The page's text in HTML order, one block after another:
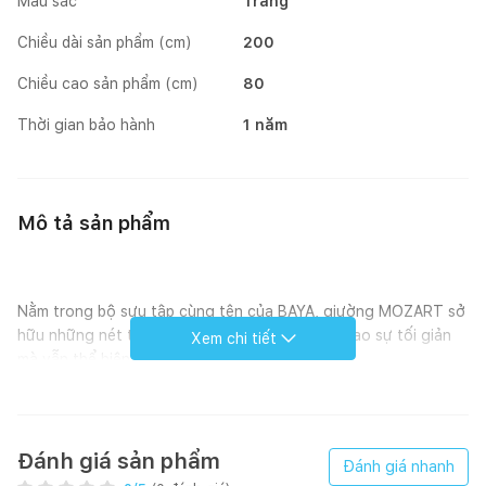
Chiều dài sản phẩm (cm) 200
Chiều cao sản phẩm (cm) 80
Thời gian bảo hành 1 năm
Mô tả sản phẩm
Nằm trong bộ sưu tập cùng tên của BAYA, giường MOZART sở
hữu những nét thiết kế đậm chất hiện đại, đề cao sự tối giản
mà vẫn thể hiện vẻ đẹp sang trọng.
khách hàng yêu thích phong cách tối giản. Những đường vân
gỗ bắt mắt cùng tone gỗ sáng tự nhiên và màu trắng góp
Xem chi tiết
Đánh giá sản phẩm Đánh giá nhanh